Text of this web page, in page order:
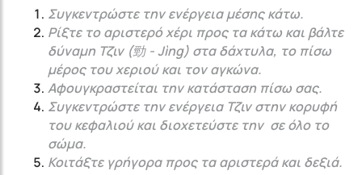
Συγκεντρώστε την ενέργεια μέσης κάτω.
Ρίξτε το αριστερό χέρι προς τα κάτω και βάλτε
δύναμη Τζιν (勁 - Jìng) στα δάχτυλα, το πίσω
μέρος του χεριού και τον αγκώνα.
Αφουγκραστείται την κατάσταση πίσω σας.
Συγκεντρώστε την ενέργεια Τζιν στην κορυφή
του κεφαλιού και διοχετεύστε την σε όλο το
σώμα.
Κοιτάξτε γρήγορα προς τα αριστερά και δεξιά.